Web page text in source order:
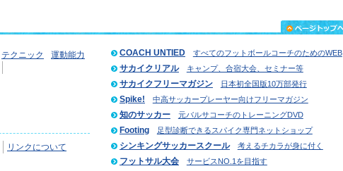
テクニック
運動能力
リンクについて
COACH UNTIED すべてのフットボールコーチのためのWEB
サカイクリアル キャンプ、合宿大会、セミナー等
サカイクフリーマガジン 日本初全国版10万部発行
Spike! 中高サッカープレーヤー向けフリーマガジン
知のサッカー 元バルサコーチのトレーニングDVD
Footing 足型診断できるスパイク専門ネットショップ
シンキングサッカースクール 考えるチカラが身に付く
フットサル大会 サービスNO.1を目指す